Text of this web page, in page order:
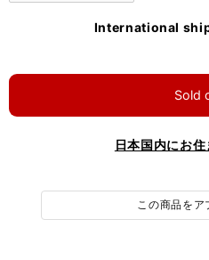
International
Sold
日本国内にお
この商品をア